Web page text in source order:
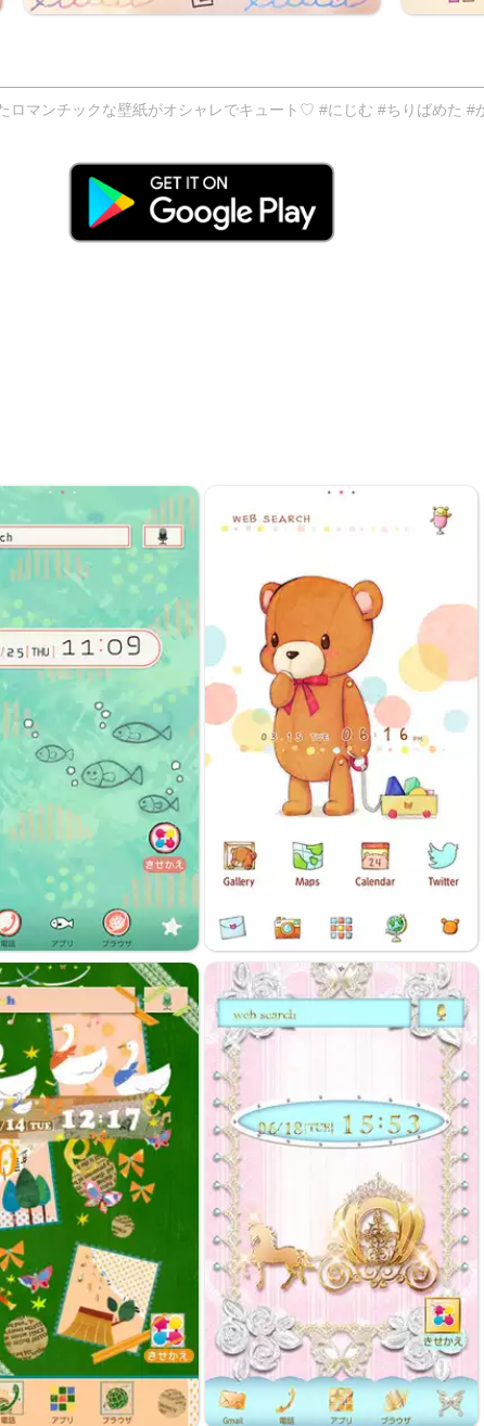
ロマンチックな壁紙がオシャレでキュート♡ #にじむ #ちりばめた #